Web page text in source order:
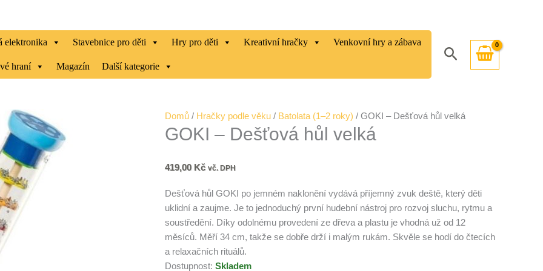
elektronika Stavebnice pro děti Hry pro děti Kreativní hračky Venkovní hry a zábava
hraní Magazín Další kategorie
Hledat
Domů / Hračky podle věku / Batolata (1–2 roky) / GOKI – Dešťová hůl velká
GOKI – Dešťová hůl velká
419,00 Kč vč. DPH
Dešťová hůl GOKI po jemném naklonění vydává příjemný zvuk deště, který děti
uklidní a zaujme. Je to jednoduchý první hudební nástroj pro rozvoj sluchu, rytmu a
soustředění. Díky odolnému provedení ze dřeva a plastu je vhodná už od 12
měsíců. Měří 34 cm, takže se dobře drží i malým rukám. Skvěle se hodí do čtecích
a relaxačních rituálů.
Dostupnost: Skladem
GOKI
-
velká
množství